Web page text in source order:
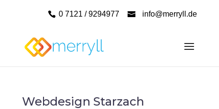
0 7121 / 9294977 info@merryll.de
Webdesign Starzach